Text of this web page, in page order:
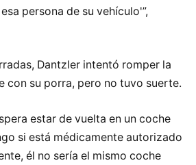
persona de su vehículo'”,
Dantzler intentó romper la
con su porra, pero no tuvo suerte.
estar de vuelta en un coche
si está médicamente autorizado
él no sería el mismo coche